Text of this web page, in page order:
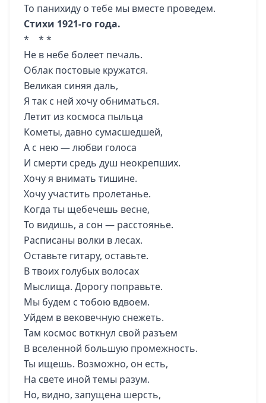
То панихиду о тебе мы вместе проведем.
Стихи 1921-го года.
* * *
Не в небе болеет печаль.
Облак постовые кружатся.
Великая синяя даль,
Я так с ней хочу обниматься.
Летит из космоса пыльца
Кометы, давно сумасшедшей,
А с нею — любви голоса
И смерти средь душ неокрепших.
Хочу я внимать тишине.
Хочу участить пролетанье.
Когда ты щебечешь весне,
То видишь, а сон — расстоянье.
Расписаны волки в лесах.
Оставьте гитару, оставьте.
В твоих голубых волосах
Мыслища. Дорогу поправьте.
Мы будем с тобою вдвоем.
Уйдем в вековечную снежеть.
Там космос воткнул свой разъем
В вселенной большую промежность.
Ты ищешь. Возможно, он есть,
На свете иной темы разум.
Но, видно, запущена шерсть,